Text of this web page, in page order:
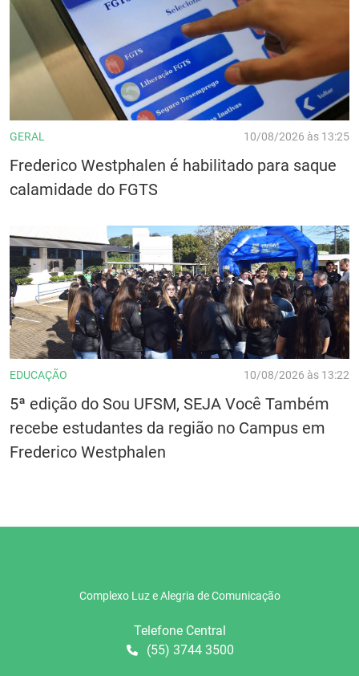
GERAL 10/08/2026 às 13:25
Frederico Westphalen é habilitado para saque
calamidade do FGTS
EDUCAÇÃO 10/08/2026 às 13:22
5ª edição do Sou UFSM, SEJA Você Também
recebe estudantes da região no Campus em
Frederico Westphalen
Complexo Luz e Alegria de Comunicação
Telefone Central
(55) 3744 3500